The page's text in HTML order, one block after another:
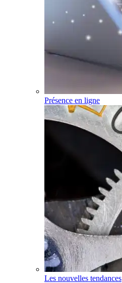
Présence en ligne
Les nouvelles tendances